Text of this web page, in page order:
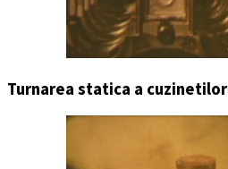
Turnarea statica a cuzinetilor